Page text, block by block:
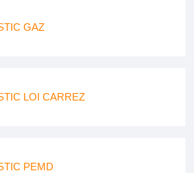
GAZ
LOI CARREZ
PEMD